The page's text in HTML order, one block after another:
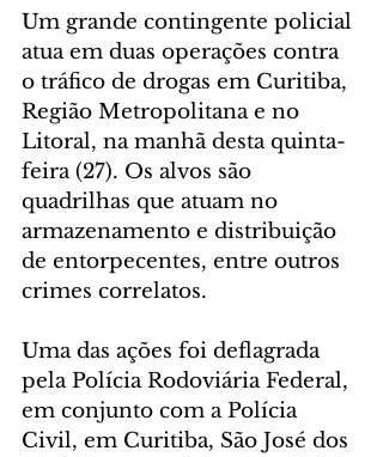
Um grande contingente policial
atua em duas operações contra
o tráfico de drogas em Curitiba,
Região Metropolitana e no
Litoral, na manhã desta quinta-
feira (27). Os alvos são
quadrilhas que atuam no
armazenamento e distribuição
de entorpecentes, entre outros
crimes correlatos.
Uma das ações foi deflagrada
pela Polícia Rodoviária Federal,
em conjunto com a Polícia
Civil, em Curitiba, São José dos